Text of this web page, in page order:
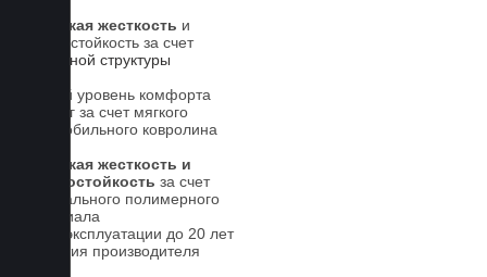
Высокая жесткость и
износостойкость за счет
5-слойной структуры
Новый уровень комфорта
для ног за счет мягкого
автомобильного ковролина
Высокая жесткость и
износостойкость за счет
специального полимерного
материала
Срок эксплуатации до 20 лет
Гарантия производителя